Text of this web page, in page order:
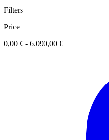
Filters
Price
0,00 € - 6.090,00 €